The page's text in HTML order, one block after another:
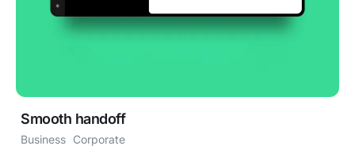
Smooth handoff
Business Corporate